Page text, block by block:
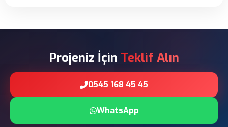
Projeniz İçin Teklif Alın
0545 168 45 45
WhatsApp